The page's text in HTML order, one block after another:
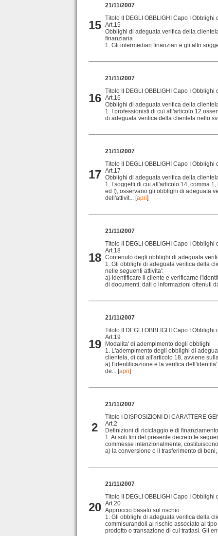
15
21/11/2007
Titolo II DEGLI OBBLIGHI Capo I
Art.15
Obblighi di adeguata verifica della
finanziaria
1. Gli intermediari finanziari e gli altri
16
21/11/2007
Titolo II DEGLI OBBLIGHI Capo I
Art.16
Obblighi di adeguata verifica della
1. I professionisti di cui all'articolo 12
di adeguata verifica della clientela nello
17
21/11/2007
Titolo II DEGLI OBBLIGHI Capo I
Art.17
Obblighi di adeguata verifica della
1. I soggetti di cui all'articolo 14, comma 1,
ed f), osservano gli obblighi di adeguata
dell'attivit... [apri]
18
21/11/2007
Titolo II DEGLI OBBLIGHI Capo I
Art.18
Contenuto degli obblighi di adeguata
1. Gli obblighi di adeguata verifica della
nelle seguenti attivita':
a) identificare il cliente e verificarne
di documenti, dati o informazioni ottenuti
19
21/11/2007
Titolo II DEGLI OBBLIGHI Capo I
Art.19
Modalita' di adempimento degli obblighi
1. L'adempimento degli obblighi di
clientela, di cui all'articolo 18, avviene
a) l'identificazione e la verifica
de... [apri]
2
21/11/2007
Titolo I DISPOSIZIONI DI CARATTERE
Art.2
Definizioni di riciclaggio e di
1. Ai soli fini del presente decreto le
commesse intenzionalmente,
a) la conversione o il trasferimento di beni,
20
21/11/2007
Titolo II DEGLI OBBLIGHI Capo I
Art.20
Approccio basato sul rischio
1. Gli obblighi di adeguata verifica della
commisurandoli al rischio associato al
prodotto o transazione di cui trattasi. Gli